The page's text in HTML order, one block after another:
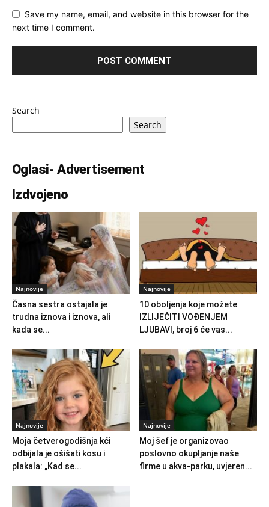
Save my name, email, and website in this browser for the
next time I comment.
Search
Search
Oglasi- Advertisement
Izdvojeno
Najnovije
Časna sestra ostajala je
trudna iznova i iznova, ali
kada se...
Najnovije
10 oboljenja koje možete
IZLIJEČITI VOĐENJEM
LJUBAVI, broj 6 će vas...
Najnovije
Moja četverogodišnja kći
odbijala je ošišati kosu i
plakala: „Kad se...
Najnovije
Moj šef je organizovao
poslovno okupljanje naše
firme u akva-parku, uvjeren...